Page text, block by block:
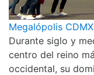
Megalópolis
Durante siglo y
centro del reino
occidental, su